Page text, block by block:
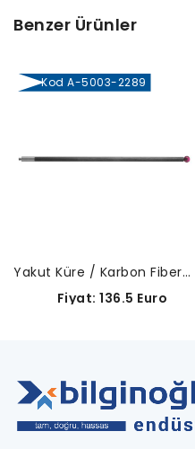
Benzer Ürünler
Kod A-5003-2289
Yakut Küre / Karbon Fiber Gövde-A-5003-2289
Fiyat: 136.5 Euro